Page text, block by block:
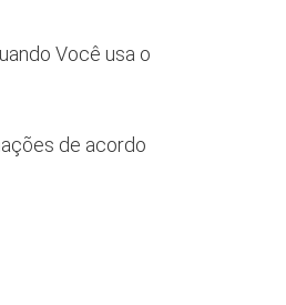
Você usa o
de acordo